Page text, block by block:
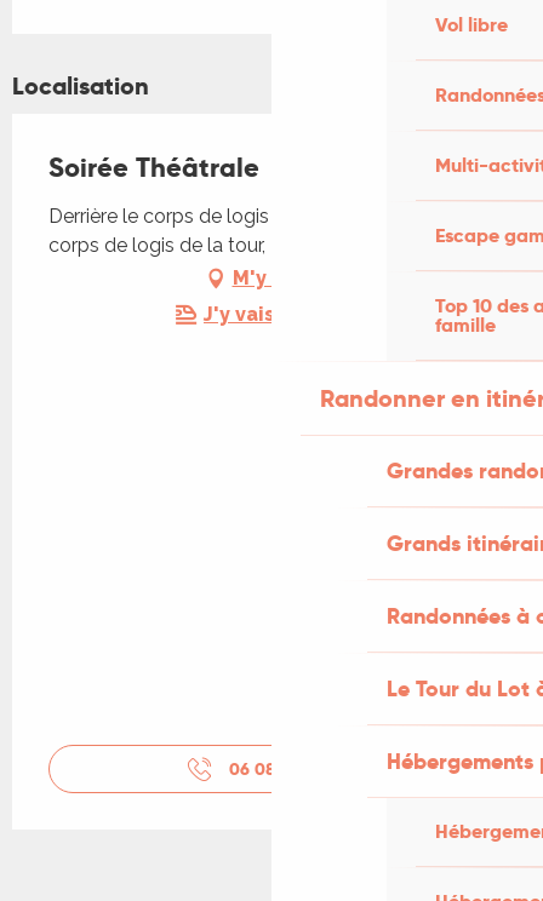
Vol libre
Multi-
Escape
Top 10 des
famille
Randonner en
Grandes
Grands
Randonnées
Le Tour du Lot
Localisation
Soirée Théâtrale
Derrière le corps de logis de la tour, Derrière le
corps de logis de la tour, 46190 Teyssieu
M'y rendre
J'y vais en train !
06 08 93 69